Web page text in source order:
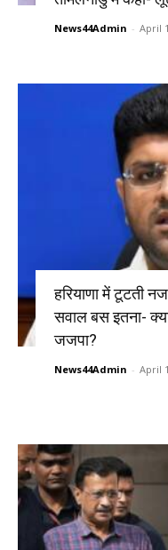
News44Admin - April
हरियाणा में टूटती
सवाल बस इतना-
जजपा?
News44Admin - April